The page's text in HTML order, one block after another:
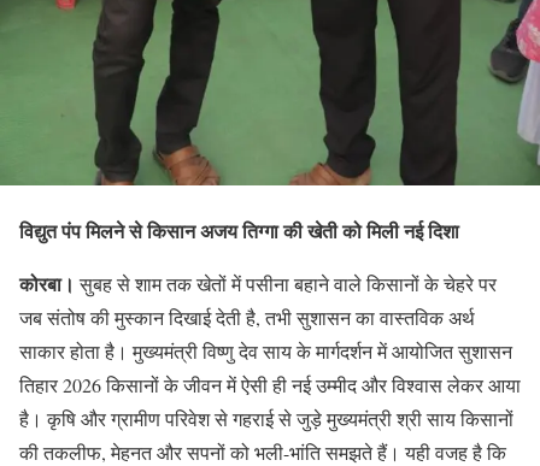
विद्युत पंप मिलने से किसान अजय तिग्गा की खेती को मिली नई दिशा
कोरबा। सुबह से शाम तक खेतों में पसीना बहाने वाले किसानों के चेहरे पर
जब संतोष की मुस्कान दिखाई देती है, तभी सुशासन का वास्तविक अर्थ
साकार होता है। मुख्यमंत्री विष्णु देव साय के मार्गदर्शन में आयोजित सुशासन
तिहार 2026 किसानों के जीवन में ऐसी ही नई उम्मीद और विश्वास लेकर आया
है। कृषि और ग्रामीण परिवेश से गहराई से जुड़े मुख्यमंत्री श्री साय किसानों
की तकलीफ, मेहनत और सपनों को भली-भांति समझते हैं। यही वजह है कि